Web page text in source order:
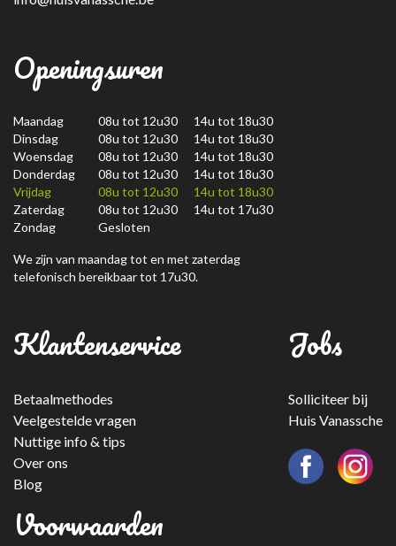
Openingsuren
Maandag
08u tot 12u30 14u tot 18u30
Dinsdag
08u tot 12u30 14u tot 18u30
Woensdag
08u tot 12u30 14u tot 18u30
Donderdag
08u tot 12u30 14u tot 18u30
Vrijdag
08u tot 12u30 14u tot 18u30
Zaterdag
08u tot 12u30 14u tot 17u30
Zondag
Gesloten
We zijn van maandag tot en met zaterdag
telefonisch bereikbaar tot 17u30.
Klantenservice
Betaalmethodes
Veelgestelde vragen
Nuttige info & tips
Over ons
Blog
Jobs
Solliciteer bij
Huis Vanassche
Voorwaarden